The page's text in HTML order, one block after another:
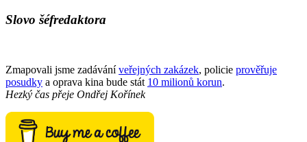
Slovo šéfredaktora
Zmapovali jsme zadáváníveřejných zakázek, policie prověřuje
posudky a oprava kina bude stát 10 milionů korun.
Hezký čas přeje Ondřej Kořínek